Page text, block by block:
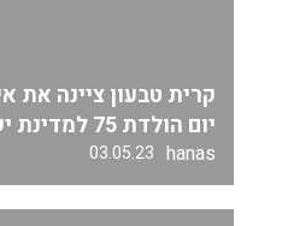
קרית טבעון ציינה את
יום הולדת 75 למדינת ישראל
hanas
03.05.23